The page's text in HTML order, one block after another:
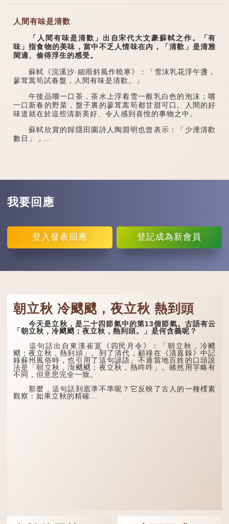
人間有味是清歡
「人間有味是清歡」出自宋代大文豪蘇軾之作。「有
味」指食物的美味，當中不乏人情味在內，「清歡」是清雅
閑適、偷得浮生的感受。
蘇軾《浣溪沙·細雨斜風作曉寒》：「雪沫乳花浮午盞，
蓼茸蒿筍試春盤，人間有味是清歡。」
午後品嚐一口茶，茶水上浮着雪一般乳白色的泡沫；嚐
一口新春的野菜，盤子裏的蓼茸蒿筍都甘甜可口。人間的好
味道就在於這些清新美好、令人感到喜悅的事物之中。
蘇軾欣賞的歸隱田園詩人陶淵明也曾表示：「少湮清歡
數日」，...
我要回應
登入 發表回應 登記成為新會員
朝立秋 冷颼颼，夜立秋 熱到頭
今天是立秋，是二十四節氣中的第13個節氣。古語有云
「朝立秋，冷颼颼；夜立秋，熱到頭。」是何含義呢？
這句話出自東漢崔寔《四民月令》：「朝立秋，冷颼
颼；夜立秋，熱到頭」。到了清代，顧祿在《清嘉錄》中記
錄蘇州風俗時，也引用了這句諺語。不過當地百姓的口頭說
法是「朝立秋，渹颼颼；夜立秋，熱吽吽」。雖然用字略有
不同，但意思完全一致。
那麼，這句話到底準不準呢？它反映了古人的一種樸素
觀察：如果立秋的精確...